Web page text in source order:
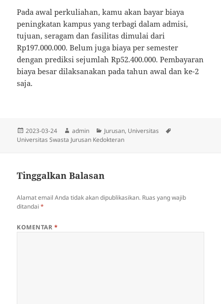
Pada awal perkuliahan, kamu akan bayar biaya
peningkatan kampus yang terbagi dalam admisi,
tujuan, seragam dan fasilitas dimulai dari
Rp197.000.000. Belum juga biaya per semester
dengan prediksi sejumlah Rp52.400.000. Pembayaran
biaya besar dilaksanakan pada tahun awal dan ke-2
saja.
Diposkan
pada
2023-03-24 Penulis
admin Kategori
Jurusan, Universitas
Universitas Swasta Jurusan Kedokteran
Tinggalkan Balasan
Alamat email Anda tidak akan dipublikasikan. Ruas yang wajib
ditandai*
KOMENTAR *